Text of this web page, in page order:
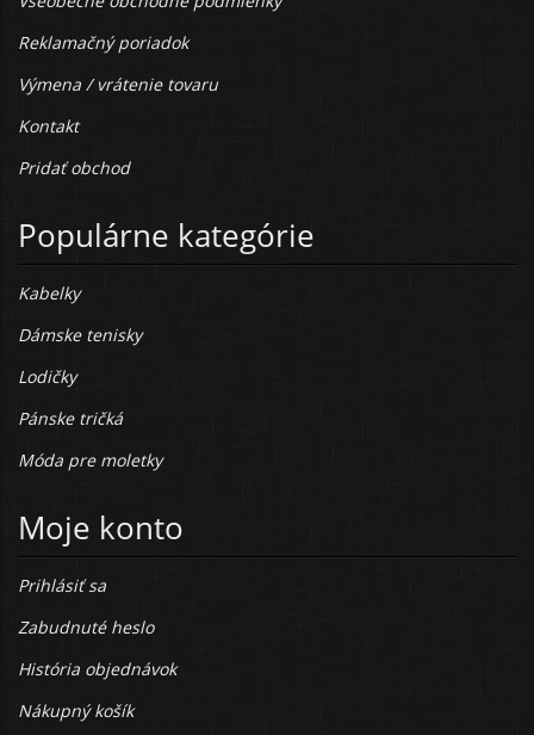
Reklamačný poriadok
Výmena / vrátenie tovaru
Kontakt
Pridať obchod
Populárne kategórie
Kabelky
Dámske tenisky
Lodičky
Pánske tričká
Móda pre moletky
Moje konto
Prihlásiť sa
Zabudnuté heslo
História objednávok
Nákupný košík